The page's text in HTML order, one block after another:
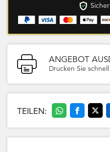
ANGEBOT
Drucken Sie
TEILEN: